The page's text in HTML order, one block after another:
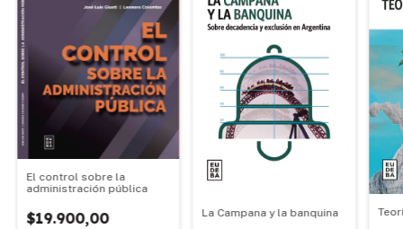
El control sobre la
administración pública
$19.900,00 La Campana y la banquina